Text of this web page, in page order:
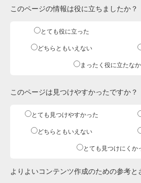
このページの情報は役に立ちましたか？
とても役に立った
どちらともいえない
まったく役に立たな
このページは見つけやすかったですか？
とても見つけやすかった
どちらともいえない
とても見つけにくか
よりよいコンテンツ作成のための参考と